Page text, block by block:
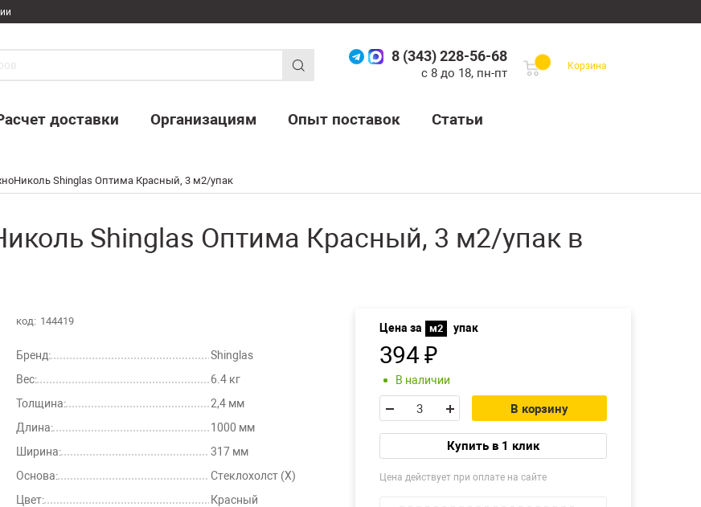
Shinglas Оптима Красный, 3 м2/упак
Shinglas Оптима Красный, 3 м2/упак в
код: 144419
Бренд:
Shinglas
Вес:
6.4 кг
Толщина:
2,4 мм
Длина:
1000 мм
Ширина:
317 мм
Основа:
Стеклохолст (Х)
Цвет:
Красный
Цена за м2 упак
394₽
В наличии
В корзину
Купить в 1 клик
Цена действует при оплате на сайте
8 (343) 228-56-68
с 8 до 18, пн-пт
Корзина
доставки Организациям Опыт поставок Статьи